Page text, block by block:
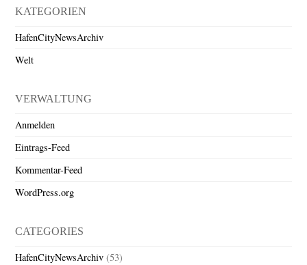
KATEGORIEN
HafenCityNewsArchiv
Welt
VERWALTUNG
Anmelden
Eintrags-Feed
Kommentar-Feed
WordPress.org
CATEGORIES
HafenCityNewsArchiv (53)